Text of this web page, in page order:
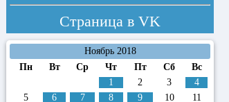
Страница в VK
Ноябрь 2018
Пн
Вт Ср Чт Пт Сб
Вс
1
2 3
4
5
6 7 8 9 10 11